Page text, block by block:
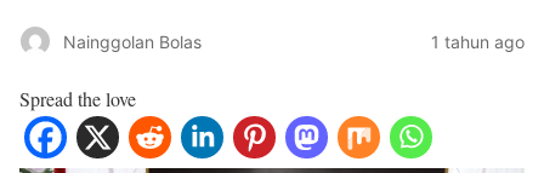
Nainggolan Bolas 1 tahun ago
Spread the love